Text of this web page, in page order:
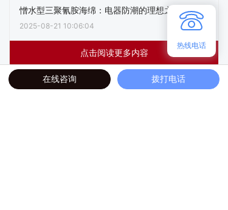
憎水型三聚氰胺海绵：电器防潮的理想之选
2025-08-21 10:06:04
点击阅读更多内容
下一篇
热线电话
在线咨询 拨打电话